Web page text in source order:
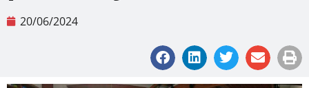
20/06/2024